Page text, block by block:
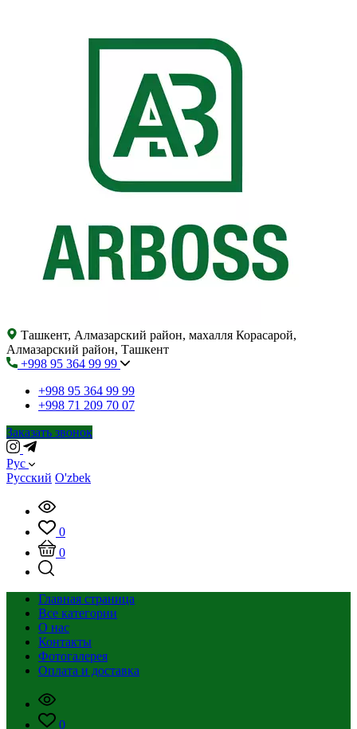
Ташкент, Алмазарский район, махалля Корасарой,
Алмазарский район, Ташкент
+998 95 364 99 99
+998 95 364 99 99
+998 71 209 70 07
Заказать звонок
Рус
Русский O'zbek
0
0
Главная страница
Все категории
О нас
Контакты
Фотогалерея
Оплата и доставка
0